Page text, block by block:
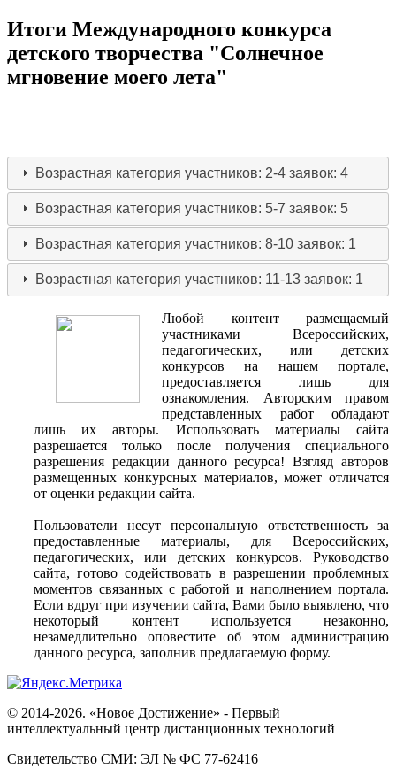
Итоги Международного конкурса
детского творчества "Солнечное
мгновение моего лета"
Возрастная категория участников: 2-4заявок: 4
Возрастная категория участников: 5-7заявок: 5
Возрастная категория участников: 8-10заявок: 1
Возрастная категория участников: 11-13заявок: 1
Любой контент размещаемый
участниками Всероссийских,
педагогических, или детских
конкурсов на нашем портале,
предоставляется лишь для
ознакомления. Авторским правом
представленных работ обладают
лишь их авторы. Использовать материалы сайта
разрешается только после получения специального
разрешения редакции данного ресурса! Взгляд авторов
размещенных конкурсных материалов, может отличатся
от оценки редакции сайта.
Пользователи несут персональную ответственность за
предоставленные материалы, для Всероссийских,
педагогических, или детских конкурсов. Руководство
сайта, готово содействовать в разрешении проблемных
моментов связанных с работой и наполнением портала.
Если вдруг при изучении сайта, Вами было выявлено, что
некоторый контент используется незаконно,
незамедлительно оповестите об этом администрацию
данного ресурса, заполнив предлагаемую форму.
© 2014-2026. «Новое Достижение» - Первый
интеллектуальный центр дистанционных технологий
Свидетельство СМИ: ЭЛ № ФС 77-62416